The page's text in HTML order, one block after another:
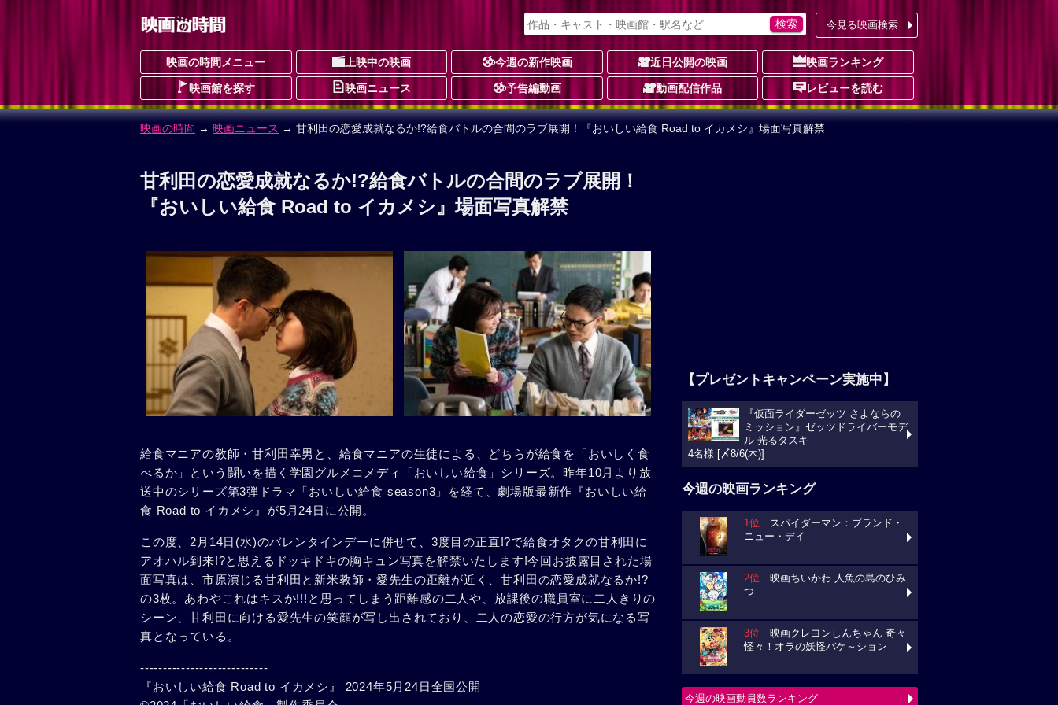
今見る映画検索
映画の時間メニュー 上映中の映画 今週の新作映画 近日公開の映画 映画ランキング
映画館を探す 映画ニュース 予告編動画 動画配信作品 レビューを読む
映画の時間 → 映画ニュース → 甘利田の恋愛成就なるか!?給食バトルの合間のラブ展開！『おいしい給食 Road to イカメシ』場面写真解禁
甘利田の恋愛成就なるか!?給食バトルの合間のラブ展開！
『おいしい給食 Road to イカメシ』場面写真解禁
給食マニアの教師・甘利田幸男と、給食マニアの生徒による、どちらが給食を「おいしく食
べるか」という闘いを描く学園グルメコメディ「おいしい給食」シリーズ。昨年10月より放
送中のシリーズ第3弾ドラマ「おいしい給食 season3」を経て、劇場版最新作『おいしい給
食 Road to イカメシ』が5月24日に公開。
この度、2月14日(水)のバレンタインデーに併せて、3度目の正直!?で給食オタクの甘利田に
アオハル到来!?と思えるドッキドキの胸キュン写真を解禁いたします!今回お披露目された場
面写真は、市原演じる甘利田と新米教師・愛先生の距離が近く、甘利田の恋愛成就なるか!?
の3枚。あわやこれはキスか!!!と思ってしまう距離感の二人や、放課後の職員室に二人きりの
シーン、甘利田に向ける愛先生の笑顔が写し出されており、二人の恋愛の行方が気になる写
真となっている。
----------------------------
『おいしい給食 Road to イカメシ』 2024年5月24日全国公開
【プレゼントキャンペーン実施中】
『仮面ライダーゼッツ さよならの
ミッション』ゼッツドライバーモデ
ル 光るタスキ
4名様 [〆8/6(木)]
今週の映画ランキング
1位 スパイダーマン：ブランド・
ニュー・デイ
2位 映画ちいかわ 人魚の島のひみ
つ
3位 映画クレヨンしんちゃん 奇々
怪々！オラの妖怪バケ～ション
今週の映画動員数ランキング